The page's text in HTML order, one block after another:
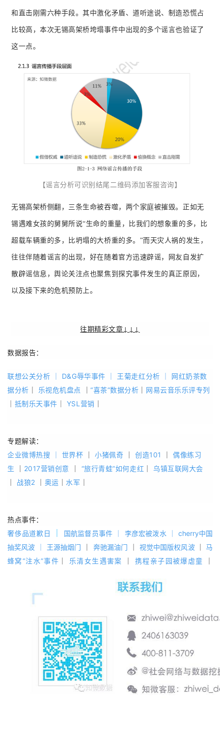
和直击刚需六种手段。其中激化矛盾、道听途说、制造恐慌占
比较高，本次无锡高架桥垮塌事件中出现的多个谣言也验证了
这一点。
【谣言分析可识别结尾二维码添加客服咨询】
无锡高架桥侧翻，三条生命被吞噬，两个家庭被摧毁。 正如无
锡遇难女孩的舅舅所说“生命的重量，比我们的想象重的多，比
超载车辆重的多，比坍塌的大桥重的多。 ”而天灾人祸的发生，
往往伴随着谣言的出现，好在随着官方迅速辟谣，网友自发扩
散辟谣信息，舆论关注点也聚焦到探究事件发生的真正原因，
以及接下来的危机预防上。
往期精彩文章↓↓↓
数据报告：
联想公关分析 D&G辱华事件 王菊走红分析
网红奶茶数
据分析
乐视危机盘点 ｜“喜茶”数据分析
网易云音乐乐评专列
抵制乐天事件 YSL营销
专题解读：
企业微博热搜
世界杯 小猪佩奇 ｜创造101 ｜偶像练习
生
2017营销创意 “旅行青蛙”如何走红
乌镇互联网大会
战狼2 奥运 水军
热点事件：
奢侈品道歉日
国航监督员事件 李彦宏被泼水
cherry中国
抽奖风波
王源抽烟门 奔驰漏油门 视觉中国版权风波 ｜
马
蜂窝“注水”事件
乐清女生遇害案 ｜ 携程亲子园被爆虐童